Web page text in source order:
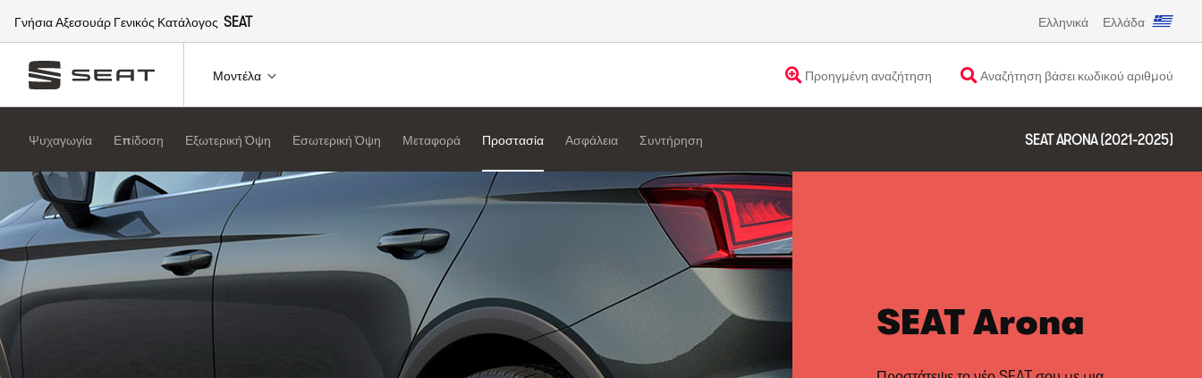
Γνήσια Αξεσουάρ Γενικός Κατάλογος SEAT Ελληνικά Ελλάδα
Μοντέλα Προηγμένη αναζήτηση Αναζήτηση βάσει κωδικού αριθμού
Ψυχαγωγία Επίδοση Εξωτερική Όψη Εσωτερική Όψη Μεταφορά Προστασία Ασφάλεια Συντήρηση SEAT ARONA (2021-2025)
SEAT Arona